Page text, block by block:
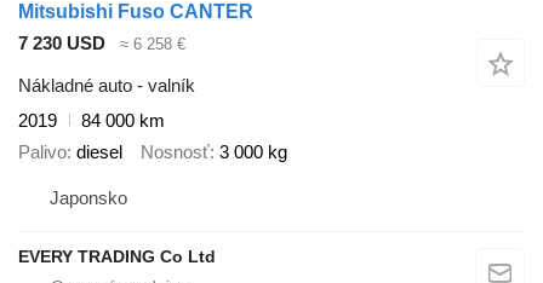
Mitsubishi Fuso CANTER
7 230 USD
≈ 6 258 €
Nákladné auto - valník
2019
84 000 km
Palivo diesel Nosnosť 3 000 kg
Japonsko
EVERY TRADING Co Ltd